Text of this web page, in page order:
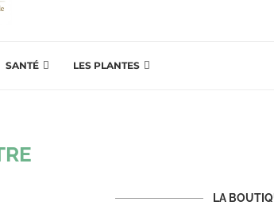
SANTÉ LES PLANTES
LA